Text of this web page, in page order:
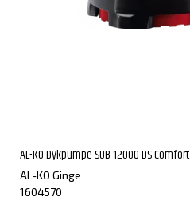
AL-KO Dykpumpe SUB 12000 DS Comfort
AL-KO Ginge
1604570